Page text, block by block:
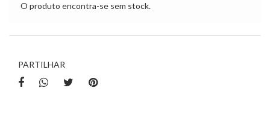
O produto encontra-se sem stock.
PARTILHAR